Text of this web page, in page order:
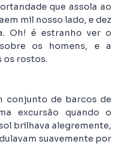
que assola ao
mil nosso lado, e dez
Oh! é estranho ver o
os homens, e a
os rostos.
conjunto de barcos de
excursão quando o
brilhava alegremente,
suavemente por